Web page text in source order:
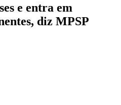
e entra em
diz MPSP